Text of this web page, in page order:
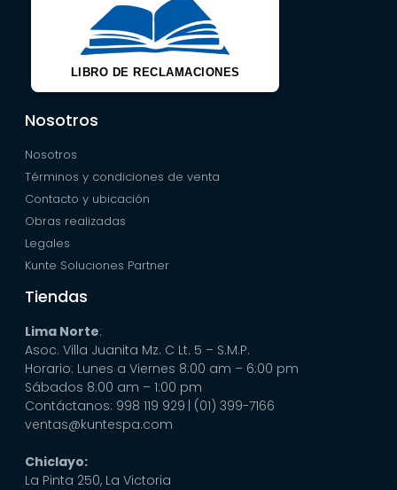
LIBRO DE RECLAMACIONES
Nosotros
Nosotros
Términos y condiciones de venta
Contacto y ubicación
Obras realizadas
Legales
Kunte Soluciones Partner
Tiendas
Lima Norte:
Asoc. Villa Juanita Mz. C Lt. 5 – S.M.P.
Horario: Lunes a Viernes 8:00 am – 6:00 pm
Sábados 8:00 am – 1:00 pm
Contáctanos: 998 119 929 | (01) 399-7166
ventas@kuntespa.com
Chiclayo:
La Pinta 250, La Victoria